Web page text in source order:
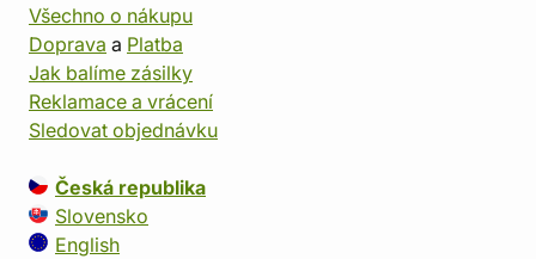
Všechno o nákupu
Doprava a Platba
Jak balíme zásilky
Reklamace a vrácení
Sledovat objednávku
Česká republika
Slovensko
English